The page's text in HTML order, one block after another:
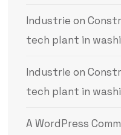
Industrie on
tech plant in
Industrie on
tech plant in
A WordPress